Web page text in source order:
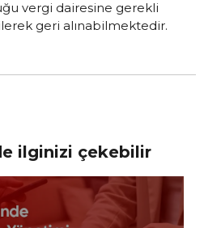
vergi dairesine gerekli
geri alınabilmektedir.
ilginizi çekebilir